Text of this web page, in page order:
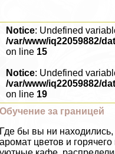
Notice: Undefined
/var/www/iq22059882/
on line 15
Notice: Undefined
/var/www/iq22059882/
on line 19
Обучение за границей
Где бы вы ни
аромат цветов и